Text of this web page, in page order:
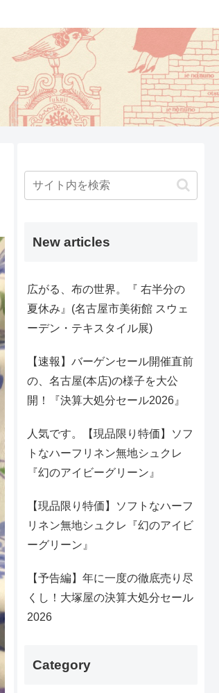
New articles
広がる、布の世界。『 右半分の
夏休み』(名古屋市美術館 スウェ
ーデン・テキスタイル展)
【速報】バーゲンセール開催直前
の、名古屋(本店)の様子を大公
開！『決算大処分セール2026』
人気です。【現品限り特価】ソフ
トなハーフリネン無地シュクレ
『幻のアイビーグリーン』
【現品限り特価】ソフトなハーフ
リネン無地シュクレ『幻のアイビ
ーグリーン』
【予告編】年に一度の徹底売り尽
くし！大塚屋の決算大処分セール
2026
Category